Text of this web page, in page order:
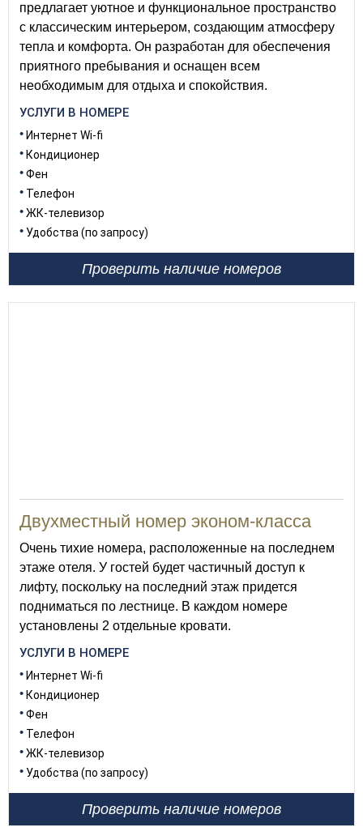
предлагает уютное и функциональное пространство
с классическим интерьером, создающим атмосферу
тепла и комфорта. Он разработан для обеспечения
приятного пребывания и оснащен всем
необходимым для отдыха и спокойствия.
УСЛУГИ В НОМЕРЕ
Интернет Wi-fi
Кондиционер
Фен
Телефон
ЖК-телевизор
Удобства (по запросу)
Проверить наличие номеров
Двухместный номер эконом-класса
Очень тихие номера, расположенные на последнем
этаже отеля. У гостей будет частичный доступ к
лифту, поскольку на последний этаж придется
подниматься по лестнице. В каждом номере
установлены 2 отдельные кровати.
УСЛУГИ В НОМЕРЕ
Интернет Wi-fi
Кондиционер
Фен
Телефон
ЖК-телевизор
Удобства (по запросу)
Проверить наличие номеров